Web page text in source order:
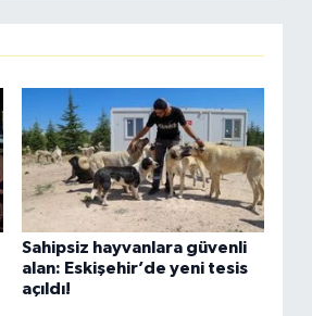
Sahipsiz hayvanlara güvenli
alan: Eskişehir’de yeni tesis
açıldı!